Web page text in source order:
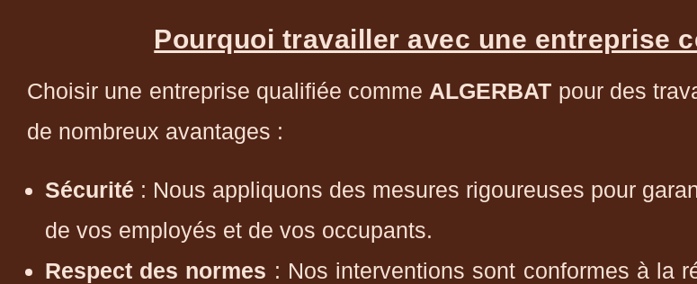
Pourquoi travailler avec une entreprise
Choisir une entreprise qualifiée comme ALGERBAT pour des
de nombreux avantages :
Sécurité : Nous appliquons des mesures rigoureuses pour
de vos employés et de vos occupants.
Respect des normes : Nos interventions sont conformes à la